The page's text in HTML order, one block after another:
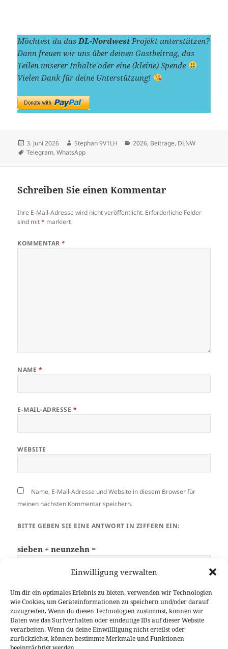
Einwilligung verwalten
Um dir ein optimales Erlebnis zu bieten, verwenden wir Technologien
wie Cookies, um Geräteinformationen zu speichern und/oder darauf
zuzugreifen. Wenn du diesen Technologien zustimmst, können wir
Daten wie das Surfverhalten oder eindeutige IDs auf dieser Website
verarbeiten. Wenn du deine Einwillligung nicht erteilst oder
zurückziehst, können bestimmte Merkmale und Funktionen
Möchtest du das DL-Nordwest Projekt unterstützen?
Dann freuen wir uns über deinen Gastbeitrag, das
Teilen unserer Inhalte oder eine (kleine) Spende
Vielen Dank für deine Unterstützung!
Veröffentlicht
am
3. Juni 2026 Autor
Stephan 9V1LH Kategorien
2026, Beiträge, DLNW
Schlagwörter
Telegram,WhatsApp
Schreiben Sie einen Kommentar
Ihre E-Mail-Adresse wird nicht veröffentlicht. Erforderliche Felder
sind mit* markiert
KOMMENTAR*
NAME *
E-MAIL-ADRESSE *
WEBSITE
Name, E-Mail-Adresse und Website in diesem Browser für
meinen nächsten Kommentar speichern.
BITTE GEBEN SIE EINE ANTWORT IN ZIFFERN EIN:
sieben + neunzehn =
Beitragsnavigation